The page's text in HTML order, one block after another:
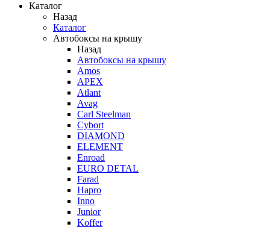
Каталог
Назад
Каталог
Автобоксы на крышу
Назад
Автобоксы на крышу
Amos
APEX
Atlant
Avag
Carl Steelman
Cybort
DIAMOND
ELEMENT
Enroad
EURO DETAL
Farad
Hapro
Inno
Junior
Koffer